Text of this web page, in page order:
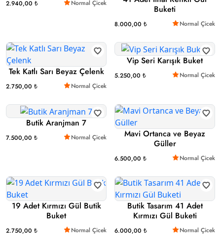
2.940,00 ₺ Normal Çicek
Buketi
8.000,00 ₺ Normal Çicek
Tek Katlı Sarı Beyaz Çelenk
2.750,00 ₺ Normal Çicek
Vip Seri Karışık Buket
5.250,00 ₺ Normal Çicek
Butik Aranjman 7
7.500,00 ₺ Normal Çicek
Mavi Ortanca ve Beyaz
Güller
6.500,00 ₺ Normal Çicek
19 Adet Kırmızı Gül Butik
Buket
2.750,00 ₺ Normal Çicek
Butik Tasarım 41 Adet
Kırmızı Gül Buketi
6.000,00 ₺ Normal Çicek